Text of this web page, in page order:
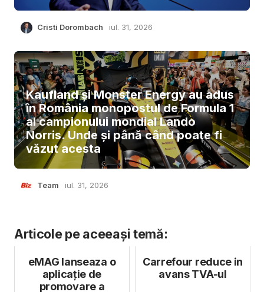
Cristi Dorombach iul. 31, 2026
Kaufland și Monster Energy au adus
în România monopostul de Formula 1
al campionului mondial Lando
Norris. Unde și până când poate fi
văzut acesta
Team iul. 31, 2026
Articole pe aceeași temă:
eMAG lanseaza o
aplicație de
promovare a
Carrefour reduce in
avans TVA-ul